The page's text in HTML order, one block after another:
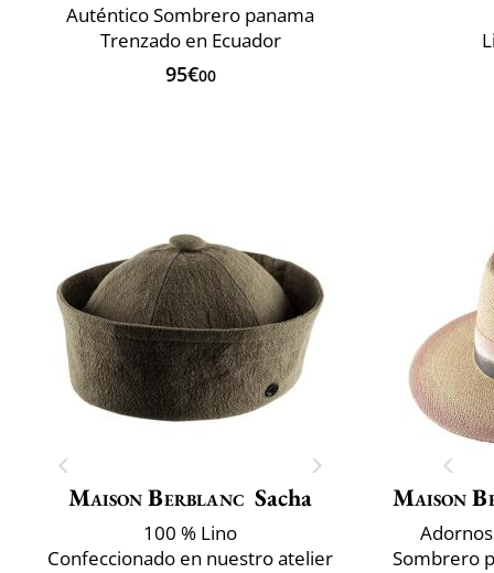
Auténtico Sombrero panama
Trenzado en Ecuador
95€00
Maison Berblanc Sacha
100 % Lino
Confeccionado en nuestro atelier
Maison